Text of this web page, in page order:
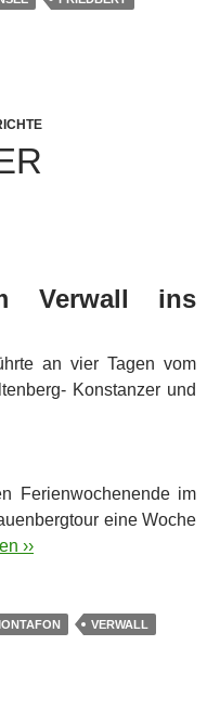
Verwall ins
an vier Tagen vom
Konstanzer und
Ferienwochenende im
eine Woche
››
VERWALL